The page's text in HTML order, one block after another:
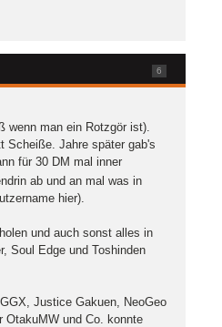
6
wenn man ein Rotzgör ist).
Scheiße. Jahre später gab's
für 30 DM mal inner
ab und an mal was in
hier).
und auch sonst alles in
Soul Edge und Toshinden
Justice Gakuen, NeoGeo
OtakuMW und Co. konnte